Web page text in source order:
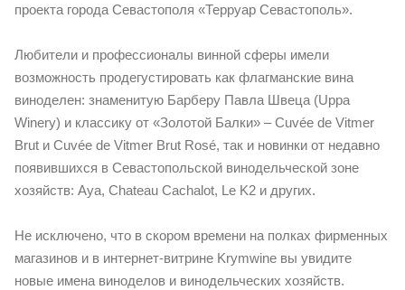
проекта города Севастополя «Терруар Севастополь».
Любители и профессионалы винной сферы имели
возможность продегустировать как флагманские вина
виноделен: знаменитую Барберу Павла Швеца (Uppa
Winery) и классику от «Золотой Балки» – Cuvée de Vitmer
Brut и Cuvée de Vitmer Brut Rosé, так и новинки от недавно
появившихся в Севастопольской винодельческой зоне
хозяйств: Aya, Chateau Cachalot, Le K2 и других.
Не исключено, что в скором времени на полках фирменных
магазинов и в интернет-витрине Krymwine вы увидите
новые имена виноделов и винодельческих хозяйств.